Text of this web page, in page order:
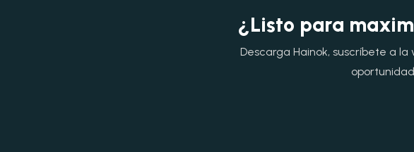
¿Listo para
Descarga Hainok, suscríbete a la